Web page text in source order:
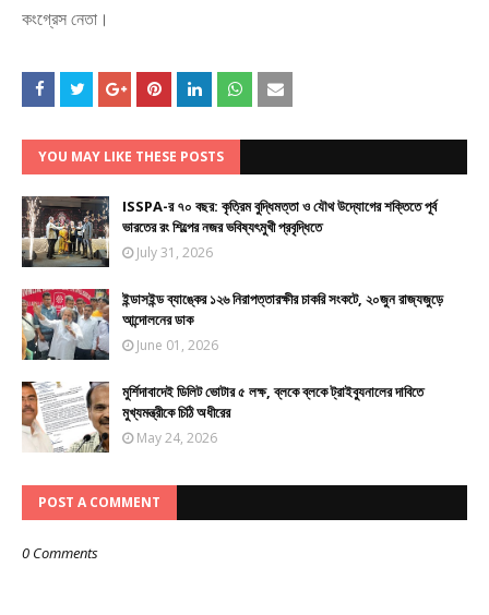
কংগ্রেস নেতা।
YOU MAY LIKE THESE POSTS
ISSPA-র ৭০ বছর: কৃত্রিম বুদ্ধিমত্তা ও যৌথ উদ্যোগের শক্তিতে পূর্ব
ভারতের রং শিল্পের নজর ভবিষ্যৎমুখী প্রবৃদ্ধিতে
July 31, 2026
ইন্ডাসইন্ড ব্যাঙ্কের ১২৬ নিরাপত্তারক্ষীর চাকরি সংকটে, ২০জুন রাজ্যজুড়ে
আন্দোলনের ডাক
June 01, 2026
মুর্শিদাবাদেই ডিলিট ভোটার ৫ লক্ষ, ব্লকে ব্লকে ট্রাইব্যুনালের দাবিতে
মুখ্যমন্ত্রীকে চিঠি অধীরের
May 24, 2026
POST A COMMENT
0 Comments